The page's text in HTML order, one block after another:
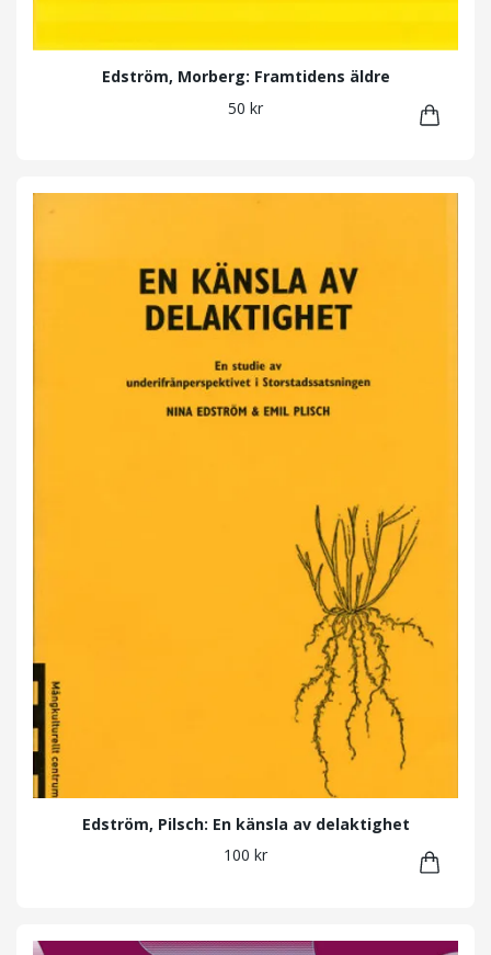
Edström, Morberg: Framtidens äldre
50 kr
Edström, Pilsch: En känsla av delaktighet
100 kr